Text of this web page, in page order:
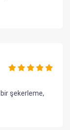
şekerleme,